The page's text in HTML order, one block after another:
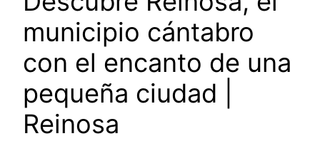
municipio cántabro
con el encanto de una
pequeña ciudad |
Reinosa